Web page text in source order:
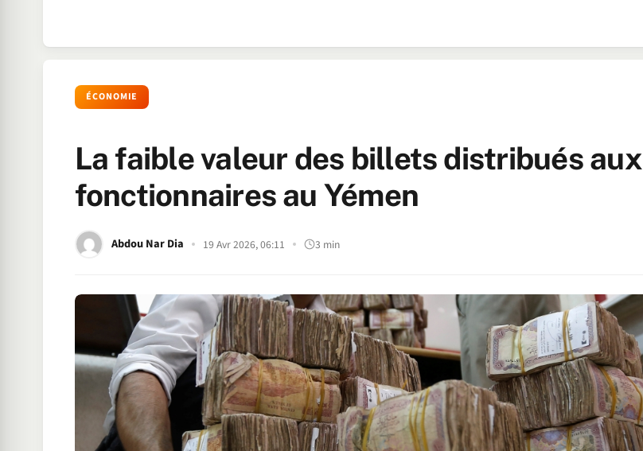
ÉCONOMIE
La faible valeur des billets distribués aux
fonctionnaires au Yémen
Abdou Nar Dia 19 Avr 2026, 06:11 3 min